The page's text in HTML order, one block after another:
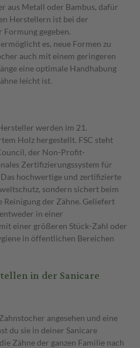
aus Metall oder Bambus, dafür
Herstellern ist bei der
gegeben.
es, neue Formen zu
auch mit einem geringeren
eine optimale Handhabung
leicht ist.
werden im 21.
Holz hergestellt. FSC steht
der Non-Profit-
Zertifizierungssystem für
hochwertige und zertifizierte
sondern sichert beim
Reinigung der Zähne. Geliefert
in einer
einer größeren Stück-Zahl oder
in öffentlichen Bereichen
in der Sanicare
angesehen und eine
du sie in deiner Sanicare
Zähne der ganzen Familie nach